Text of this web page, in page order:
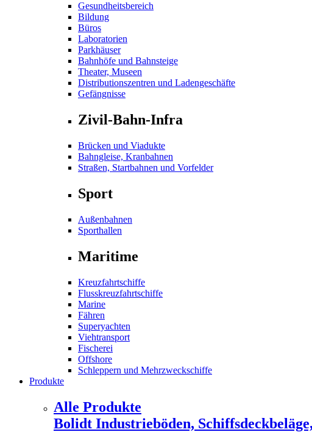
Gesundheitsbereich
Bildung
Büros
Laboratorien
Parkhäuser
Bahnhöfe und Bahnsteige
Theater, Museen
Distributionszentren und Ladengeschäfte
Gefängnisse
Zivil-Bahn-Infra
Brücken und Viadukte
Bahngleise, Kranbahnen
Straßen, Startbahnen und Vorfelder
Sport
Außenbahnen
Sporthallen
Maritime
Kreuzfahrtschiffe
Flusskreuzfahrtschiffe
Marine
Fähren
Superyachten
Viehtransport
Fischerei
Offshore
Schleppern und Mehrzweckschiffe
Produkte
Alle Produkte
Bolidt Industrieböden,